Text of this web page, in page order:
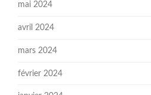
mai 2024
avril 2024
mars 2024
février 2024